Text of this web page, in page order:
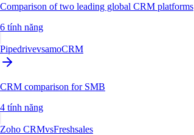
Comparison of two leading global CRM platforms
6 tính năng
PipedrivevsamoCRM
CRM comparison for SMB
4 tính năng
Zoho CRMvsFreshsales